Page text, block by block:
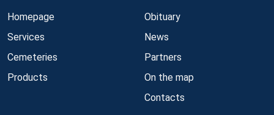
Homepage
Services
Cemeteries
Products
Obituary
News
Partners
On the map
Contacts